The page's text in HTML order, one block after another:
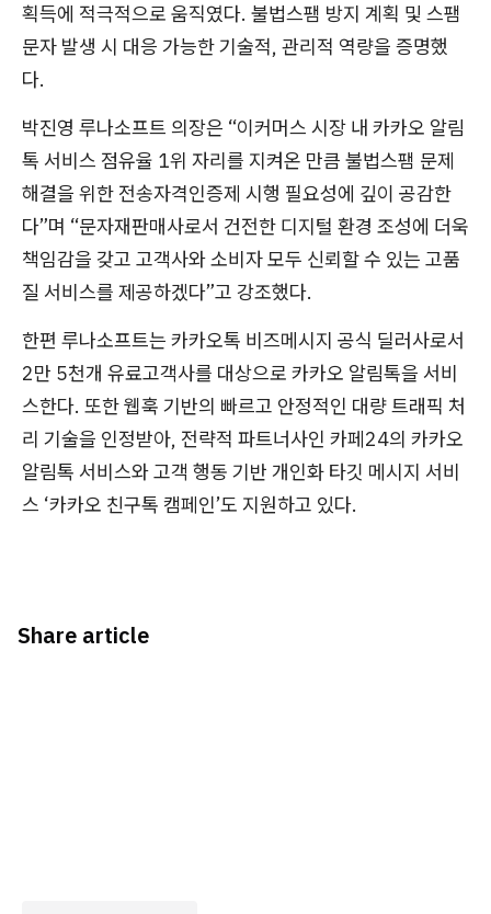
획득에 적극적으로 움직였다. 불법스팸 방지 계획 및 스팸
문자 발생 시 대응 가능한 기술적, 관리적 역량을 증명했
다.
박진영 루나소프트 의장은 “이커머스 시장 내 카카오 알림
톡 서비스 점유율 1위 자리를 지켜온 만큼 불법스팸 문제
해결을 위한 전송자격인증제 시행 필요성에 깊이 공감한
다”며 “문자재판매사로서 건전한 디지털 환경 조성에 더욱
책임감을 갖고 고객사와 소비자 모두 신뢰할 수 있는 고품
질 서비스를 제공하겠다”고 강조했다.
한편 루나소프트는 카카오톡 비즈메시지 공식 딜러사로서
2만 5천개 유료고객사를 대상으로 카카오 알림톡을 서비
스한다. 또한 웹훅 기반의 빠르고 안정적인 대량 트래픽 처
리 기술을 인정받아, 전략적 파트너사인 카페24의 카카오
알림톡 서비스와 고객 행동 기반 개인화 타깃 메시지 서비
스 ‘카카오 친구톡 캠페인’도 지원하고 있다.
Share article